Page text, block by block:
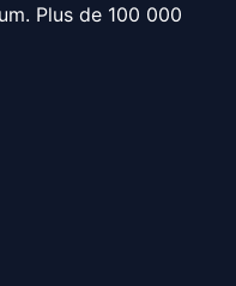
Plus de 100 000